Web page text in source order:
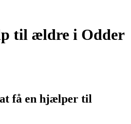
til ældre i Odder
få en hjælper til